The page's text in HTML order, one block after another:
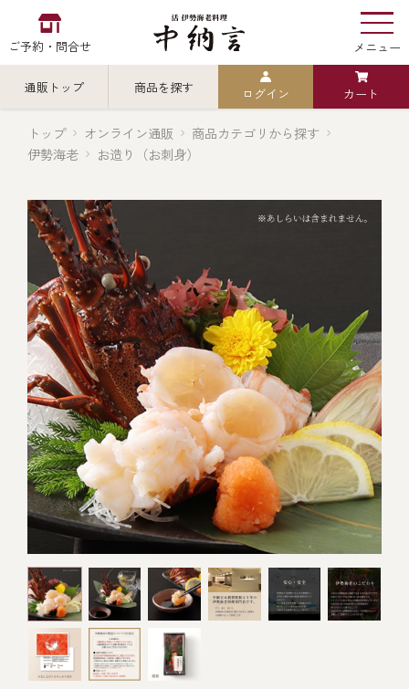
ご予約・問合せ メニュー
中納言の お食い初め
中納言の伊勢海老
用途・シーン
ご結婚式 1.5次会・
二次会
レストラン
オンライン通販
(造り/焼物/蒸し/ボイル伊勢海老)
(ごちそう重/誕生日重/還暦重/お食い初め重)
(生おせち/おせち冷凍)
弁当宅配・仕出し
鉄板焼 ひかり
製薬会社・MR
サイトマップ
通販トップ 商品を探す
カテゴリから探す
伊勢海老
全ての商品を見る
お造り（お刺身）
焼物
蒸し
ボイル伊勢海老
ごちそう重
全ての商品を見る
ごちそう重
還暦重
誕生日重
お食い初め重
おせち
全ての商品を見る
生おせち
おせち冷凍
海鮮鍋
海鮮ＢＢＱ
調味料
スープ・スープカレー
ログイン カート
トップ オンライン通販
商品カテゴリから探す
伊勢海老
お造り（お刺身）